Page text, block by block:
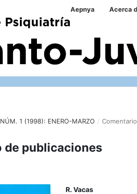
Aepnya Acerca
NÚM. 1 (1998): ENERO-MARZO /
de publicaciones
R. Vacas